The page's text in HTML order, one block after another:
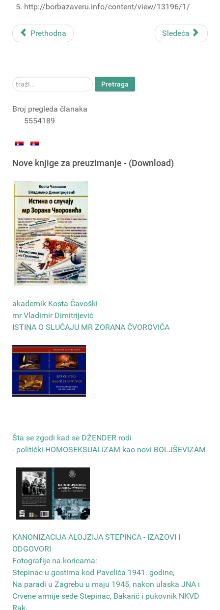
http://borbazaveru.info/content/view/13196/1/
Prethodna Sledeća
traži... Pretraga
Broj pregleda članaka
5554189
Nove knjige za preuzimanje - (Download)
akademik Kosta Čavoški
mr Vladimir Dimitrijević
ISTINA O SLUČAJU MR ZORANA ČVOROVIĆA
Šta se zgodi kad se DŽENDER rodi
- politički HOMOSEKSUALIZAM kao novi BOLJŠEVIZAM
КANONIZACIJA ALOJZIJA STEPINCA - IZAZOVI I
ODGOVORI
Fotografije na koricama:
Stepinac u gostima kod Pavelića 1941. godine,
Na paradi u Zagrebu u maju 1945, nakon ulaska JNA i
Crvene armije sede Stepinac, Bakarić i pukovnik NKVD
Rak.